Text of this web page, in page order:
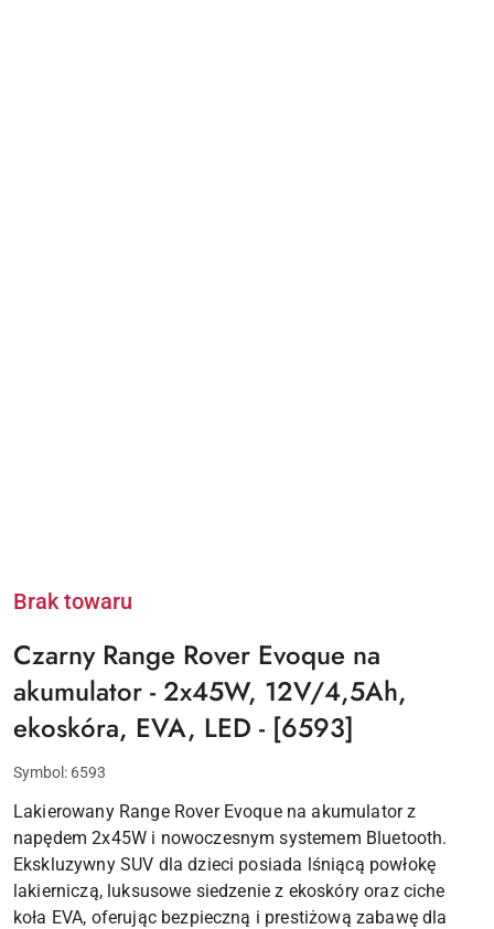
Brak towaru
Czarny Range Rover Evoque na
akumulator - 2x45W, 12V/4,5Ah,
ekoskóra, EVA, LED - [6593]
Symbol: 6593
Lakierowany Range Rover Evoque na akumulator z
napędem 2x45W i nowoczesnym systemem Bluetooth.
Ekskluzywny SUV dla dzieci posiada lśniącą powłokę
lakierniczą, luksusowe siedzenie z ekoskóry oraz ciche
koła EVA, oferując bezpieczną i prestiżową zabawę dla